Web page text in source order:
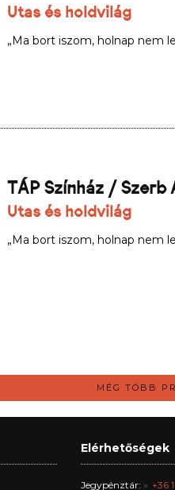
Utas és holdvilág
„Ma bort iszom, holnap nem
TÁP Színház / Szerb
Utas és holdvilág
„Ma bort iszom, holnap nem
MÉG TÖBB
Elérhetőségek
Jegypénztár: +36